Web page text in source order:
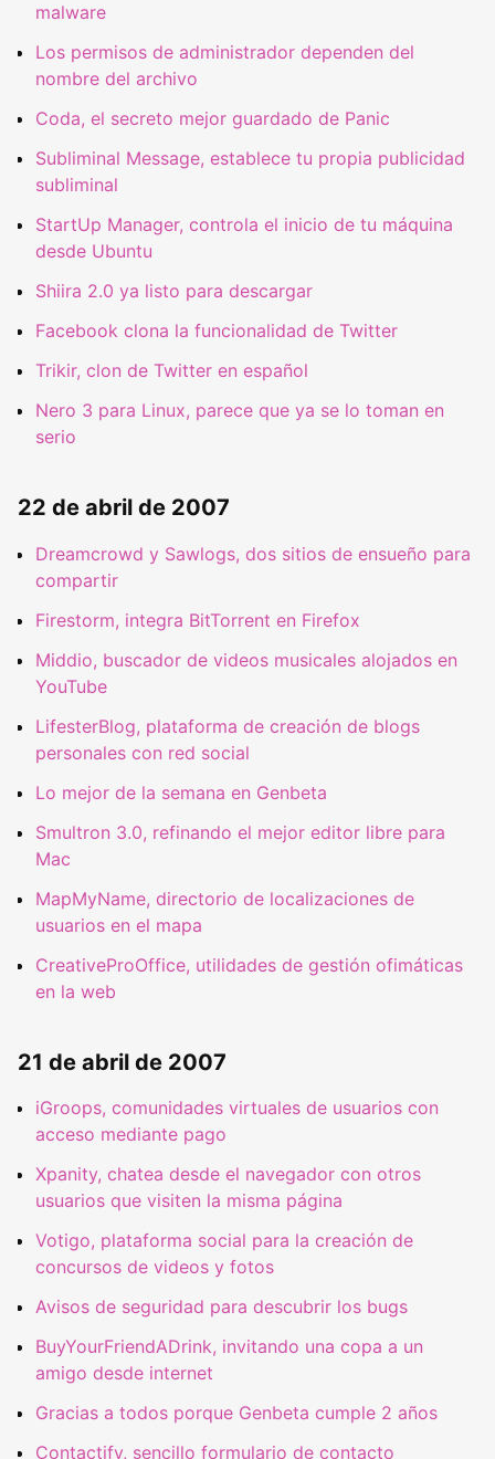
malware
Los permisos de administrador dependen del
nombre del archivo
Coda, el secreto mejor guardado de Panic
Subliminal Message, establece tu propia publicidad
subliminal
StartUp Manager, controla el inicio de tu máquina
desde Ubuntu
Shiira 2.0 ya listo para descargar
Facebook clona la funcionalidad de Twitter
Trikir, clon de Twitter en español
Nero 3 para Linux, parece que ya se lo toman en
serio
22 de abril de 2007
Dreamcrowd y Sawlogs, dos sitios de ensueño para
compartir
Firestorm, integra BitTorrent en Firefox
Middio, buscador de videos musicales alojados en
YouTube
LifesterBlog, plataforma de creación de blogs
personales con red social
Lo mejor de la semana en Genbeta
Smultron 3.0, refinando el mejor editor libre para
Mac
MapMyName, directorio de localizaciones de
usuarios en el mapa
CreativeProOffice, utilidades de gestión ofimáticas
en la web
21 de abril de 2007
iGroops, comunidades virtuales de usuarios con
acceso mediante pago
Xpanity, chatea desde el navegador con otros
usuarios que visiten la misma página
Votigo, plataforma social para la creación de
concursos de videos y fotos
Avisos de seguridad para descubrir los bugs
BuyYourFriendADrink, invitando una copa a un
amigo desde internet
Gracias a todos porque Genbeta cumple 2 años
Contactify, sencillo formulario de contacto